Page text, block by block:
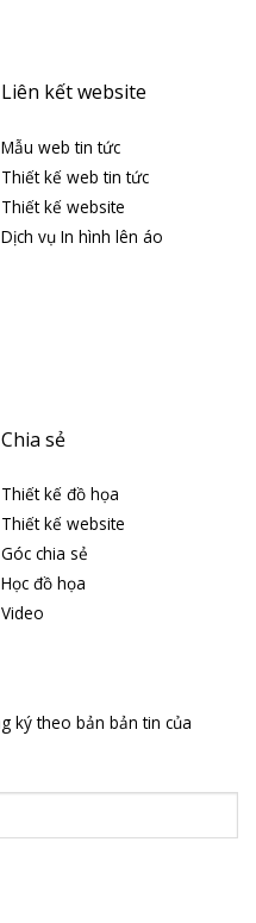
Liên kết website
Mẫu web tin tức
Thiết kế web tin tức
Thiết kế website
Dịch vụ In hình lên áo
Chia sẻ
Thiết kế đồ họa
Thiết kế website
Góc chia sẻ
Học đồ họa
Video
ký theo bản bản tin của